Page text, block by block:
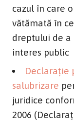
cazul în care
vătămată în
dreptului de
interes public
Declaraţie
salubrizare
juridice
2006